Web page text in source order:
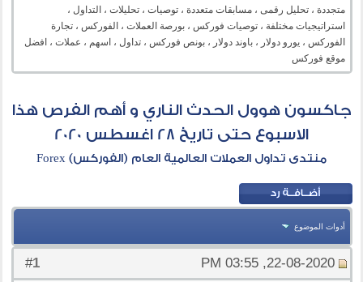
متجددة ، تحليل رقمى ، مسابقات متعددة ، توصيات ، تحليلات ، التداول ،
استراتيجيات مختلفة ، توصيات فوركس ، بورصة العملات ، الفوركس ، تجارة
الفوركس ، يورو دولار ، باوند دولار ، بونص فوركس ، تداول ، اسهم ، عملات ، افضل
موقع فوركس
جاكسون هوول الحدث الناري و أهم الفرص هذا
الاسبوع حتى تاريخ 28 اغسطس 2020
منتدى تداول العملات العالمية العام (الفوركس) Forex
أدوات الموضوع
#
1 22-08-2020, 03:55 PM